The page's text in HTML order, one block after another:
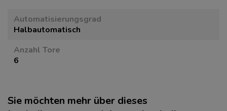
Automatisierungsgrad
Halbautomatisch
Anzahl Tore
6
Sie möchten mehr über dieses